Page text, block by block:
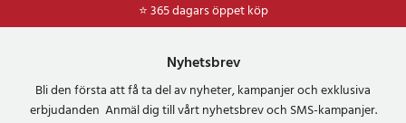
⭐ 365 dagars öppet köp
Nyhetsbrev
Bli den första att få ta del av nyheter, kampanjer och exklusiva
erbjudanden Anmäl dig till vårt nyhetsbrev och SMS-kampanjer.